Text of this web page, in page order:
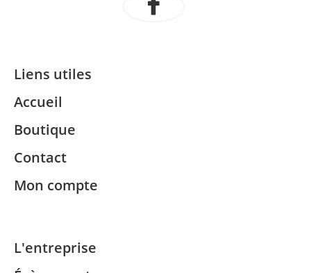
Liens utiles
Accueil
Boutique
Contact
Mon compte
L'entreprise